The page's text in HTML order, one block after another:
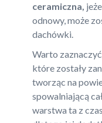
ceramiczna,
odnowy, może
dachówki.
Warto
które zostały
tworząc na
spowalniającą
warstwa ta z